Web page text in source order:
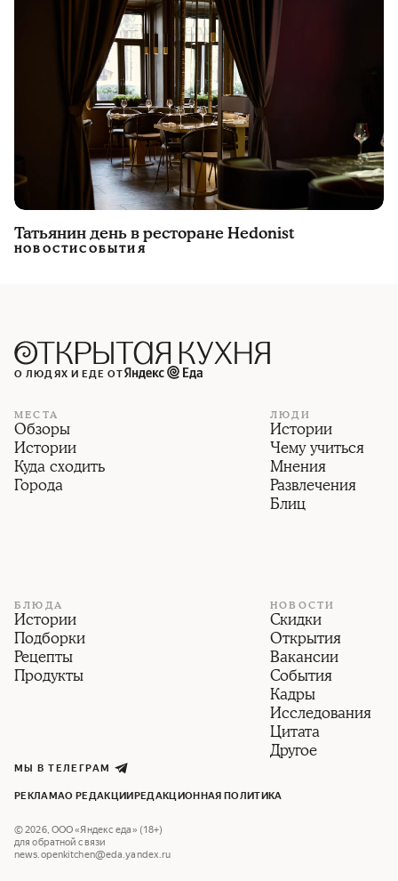
Татьянин день в ресторане Hedonist
НОВОСТИСОБЫТИЯ
О ЛЮДЯХ И ЕДЕ ОТ
МЕСТА
Обзоры
Истории
Куда сходить
Города
ЛЮДИ
Истории
Чему учиться
Мнения
Развлечения
Блиц
БЛЮДА
Истории
Подборки
Рецепты
Продукты
НОВОСТИ
Скидки
Открытия
Вакансии
События
Кадры
Исследования
Цитата
Другое
МЫ В ТЕЛЕГРАМ
РЕКЛАМАО РЕДАКЦИИРЕДАКЦИОННАЯ ПОЛИТИКА
©2026, ООО «Яндекс еда» (18+)
для обратной связи
news.openkitchen@eda.yandex.ru